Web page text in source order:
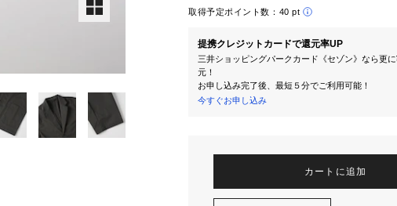
取得予定ポイント数： 40 pt
提携クレジットカードで還元率UP
三井ショッピングパークカード《セゾン》なら更
元！
お申し込み完了後、最短５分でご利用可能！
今すぐお申し込み
カートに追加